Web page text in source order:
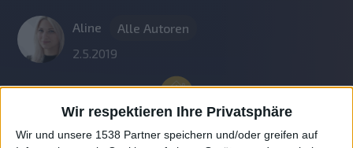
Wir respektieren Ihre Privatsphäre
Wir und unsere 1538 Partner speichern und/oder greifen auf
Aline
Alle Autoren
2.5.2019